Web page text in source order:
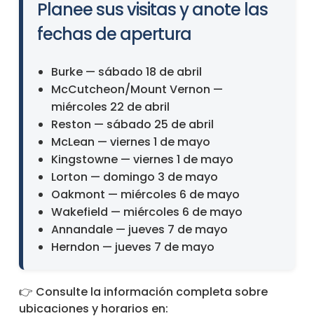
Planee sus visitas y anote las
fechas de apertura
Burke — sábado 18 de abril
McCutcheon/Mount Vernon —
miércoles 22 de abril
Reston — sábado 25 de abril
McLean — viernes 1 de mayo
Kingstowne — viernes 1 de mayo
Lorton — domingo 3 de mayo
Oakmont — miércoles 6 de mayo
Wakefield — miércoles 6 de mayo
Annandale — jueves 7 de mayo
Herndon — jueves 7 de mayo
👉 Consulte la información completa sobre
ubicaciones y horarios en: